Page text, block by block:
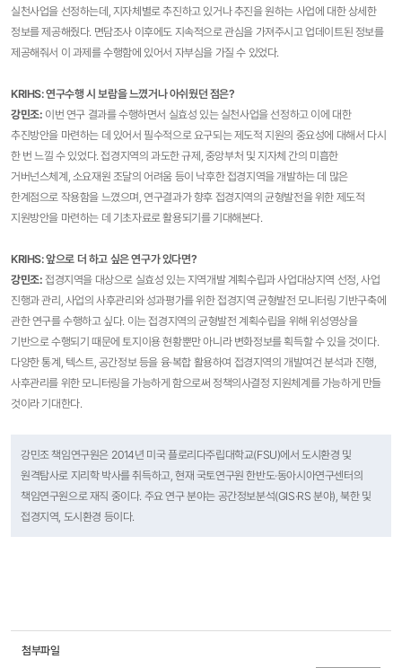
실천사업을 선정하는데, 지자체별로 추진하고 있거나 추진을 원하는 사업에 대한 상세한
정보를 제공해줬다. 면담조사 이후에도 지속적으로 관심을 가져주시고 업데이트된 정보를
제공해줘서 이 과제를 수행함에 있어서 자부심을 가질 수 있었다.
KRIHS: 연구수행 시 보람을 느꼈거나 아쉬웠던 점은?
강민조: 이번 연구 결과를 수행하면서 실효성 있는 실천사업을 선정하고 이에 대한
추진방안을 마련하는 데 있어서 필수적으로 요구되는 제도적 지원의 중요성에 대해서 다시
한 번 느낄 수 있었다. 접경지역의 과도한 규제, 중앙부처 및 지자체 간의 미흡한
거버넌스체계, 소요재원 조달의 어려움 등이 낙후한 접경지역을 개발하는 데 많은
한계점으로 작용함을 느꼈으며, 연구결과가 향후 접경지역의 균형발전을 위한 제도적
지원방안을 마련하는 데 기초자료로 활용되기를 기대해본다.
KRIHS: 앞으로 더 하고 싶은 연구가 있다면?
강민조: 접경지역을 대상으로 실효성 있는 지역개발 계획수립과 사업대상지역 선정, 사업
진행과 관리, 사업의 사후관리와 성과평가를 위한 접경지역 균형발전 모니터링 기반구축에
관한 연구를 수행하고 싶다. 이는 접경지역의 균형발전 계획수립을 위해 위성영상을
기반으로 수행되기 때문에 토지이용 현황뿐만 아니라 변화정보를 획득할 수 있을 것이다.
다양한 통계, 텍스트, 공간정보 등을 융·복합 활용하여 접경지역의 개발여건 분석과 진행,
사후관리를 위한 모니터링을 가능하게 함으로써 정책의사결정 지원체계를 가능하게 만들
것이라 기대한다.
강민조 책임연구원은 2014년 미국 플로리다주립대학교(FSU)에서 도시환경 및
원격탐사로 지리학 박사를 취득하고, 현재 국토연구원 한반도·동아시아연구센터의
책임연구원으로 재직 중이다. 주요 연구 분야는 공간정보분석(GIS·RS 분야), 북한 및
접경지역, 도시환경 등이다.
첨부파일